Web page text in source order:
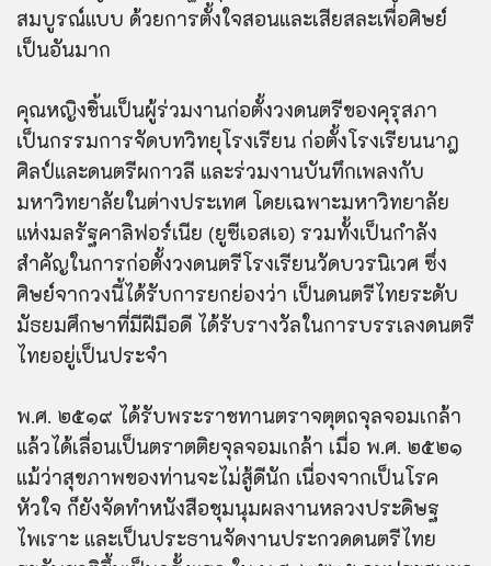
สมบูรณ์แบบ ด้วยการตั้งใจสอนและเสียสละเพื่อศิษย์
เป็นอันมาก
คุณหญิงชิ้นเป็นผู้ร่วมงานก่อตั้งวงดนตรีของคุรุสภา
เป็นกรรมการจัดบทวิทยุโรงเรียน ก่อตั้งโรงเรียนนาฎ
ศิลป์และดนตรีผกาวลี และร่วมงานบันทึกเพลงกับ
มหาวิทยาลัยในต่างประเทศ โดยเฉพาะมหาวิทยาลัย
แห่งมลรัฐคาลิฟอร์เนีย (ยูซีเอสเอ) รวมทั้งเป็นกำลัง
สำคัญในการก่อตั้งวงดนตรีโรงเรียนวัดบวรนิเวศ ซึ่ง
ศิษย์จากวงนี้ได้รับการยกย่องว่า เป็นดนตรีไทยระดับ
มัธยมศึกษาที่มีฝีมือดี ได้รับรางวัลในการบรรเลงดนตรี
ไทยอยู่เป็นประจำ
พ.ศ. ๒๕๑๙ ได้รับพระราชทานตราจตุตถจุลจอมเกล้า
แล้วได้เลื่อนเป็นตราตติยจุลจอมเกล้า เมื่อ พ.ศ. ๒๕๒๑
แม้ว่าสุขภาพของท่านจะไม่สู้ดีนัก เนื่องจากเป็นโรค
หัวใจ ก็ยังจัดทำหนังสือชุมนุมผลงานหลวงประดิษฐ
ไพเราะ และเป็นประธานจัดงานประกวดดนตรีไทย